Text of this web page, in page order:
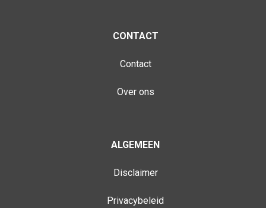
CONTACT
Contact
Over ons
ALGEMEEN
Disclaimer
Privacybeleid